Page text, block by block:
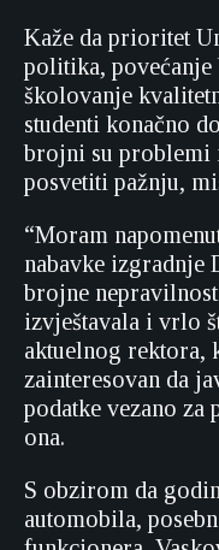
Kaže da prioritet
politika, povećanje
školovanje
studenti konačno
brojni su problemi
posvetiti pažnju,
“Moram
nabavke izgradnje
brojne
izvještavala i vrlo
aktuelnog rektora,
zainteresovan da
podatke vezano za
ona.
S obzirom da
automobila,